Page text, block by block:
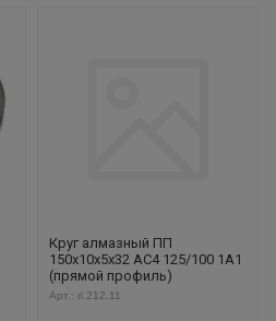
Круг алмазный ПП
150х10х5х32 АС4 125/100 1А1
(прямой профиль)
Арт.: ri.212.11